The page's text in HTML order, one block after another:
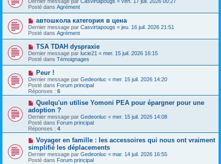
e
e
s
s
a
g
e
u
v
a
u
m
e
s
s
a
g
e
Posté dans Agrément
N
o
u
v
e
u
m
e
s
a
g
e
автошкола категория в цена
Dernier message par Casvirtapougs « jeu. 16 juil. 2026 21:51
Posté dans Agrément
N
o
u
v
e
a
u
m
e
s
a
g
e
TSA TDAH dyspraxie
Dernier message par lucie21 « mer. 15 juil. 2026 16:15
Posté dans Témoignages
N
o
u
v
e
a
u
m
e
s
s
a
e
Peur !
Dernier message par Gedeonluc « mer. 15 juil. 2026 14:20
Posté dans Forum principal
Réponses : 6
N
o
u
v
e
a
u
m
e
s
s
Quelqu'un utilise Yomoni PEA pour épargner pour une
adoption ?
Dernier message par Gedeonluc « mer. 15 juil. 2026 14:08
Posté dans Forum principal
Réponses : 4
N
u
v
e
Voyager en famille : les accessoires qui nous ont vraiment
simplifié les déplacements
Dernier message par Gedeonluc « mar. 14 juil. 2026 16:55
Posté dans Forum principal